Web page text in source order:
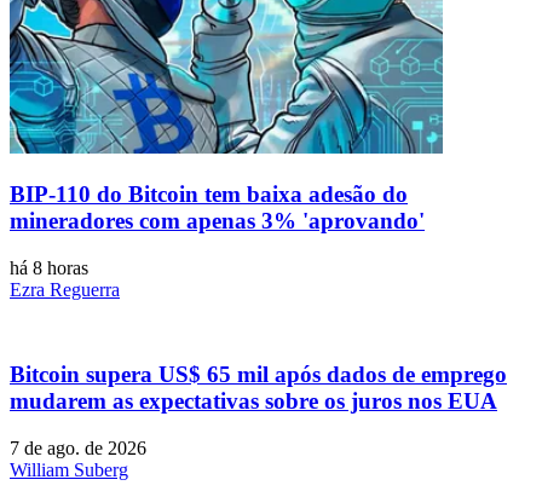
BIP-110 do Bitcoin tem baixa adesão do
mineradores com apenas 3% 'aprovando'
há 8 horas
Ezra Reguerra
Bitcoin supera US$ 65 mil após dados de emprego
mudarem as expectativas sobre os juros nos EUA
7 de ago. de 2026
William Suberg